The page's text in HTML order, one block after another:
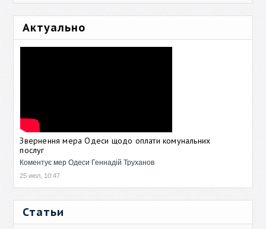
Актуально
Звернення мера Одеси щодо оплати комунальних
послуг
Коментує мер Одеси Геннадій Труханов
25 июл, 10:47
Статьи